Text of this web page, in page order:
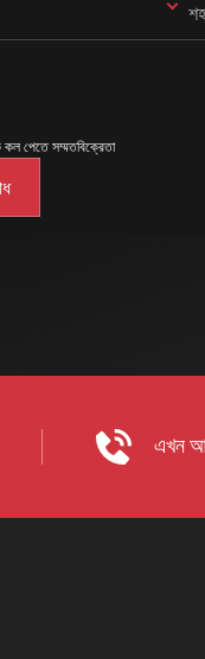
কল পেতে সম্মতবিক্রেতা
এখন